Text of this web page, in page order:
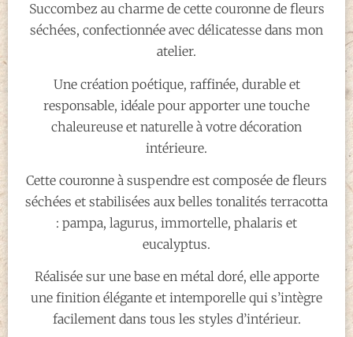
Succombez au charme de cette couronne de fleurs
séchées, confectionnée avec délicatesse dans mon
atelier.
Une création poétique, raffinée, durable et
responsable, idéale pour apporter une touche
chaleureuse et naturelle à votre décoration
intérieure.
Cette couronne à suspendre est composée de fleurs
séchées et stabilisées aux belles tonalités terracotta
: pampa, lagurus, immortelle, phalaris et
eucalyptus.
Réalisée sur une base en métal doré, elle apporte
une finition élégante et intemporelle qui s’intègre
facilement dans tous les styles d’intérieur.